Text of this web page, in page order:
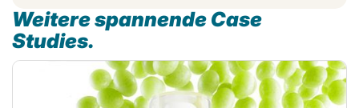
Weitere spannende Case
Studies.